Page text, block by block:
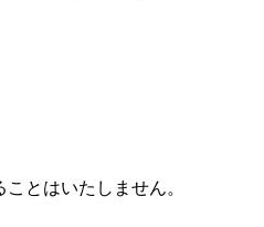
とはいたしません。